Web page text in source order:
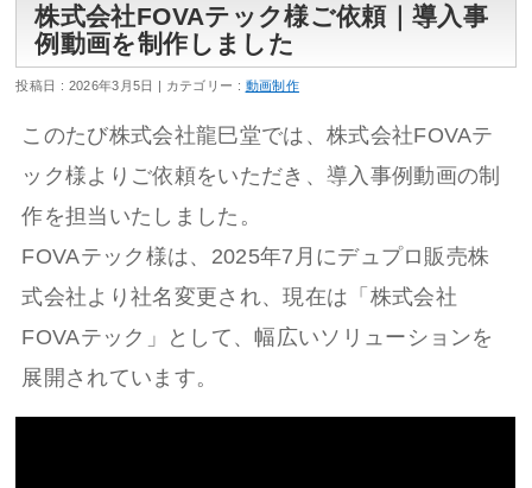
株式会社FOVAテック様ご依頼｜導入事
例動画を制作しました
投稿日 : 2026年3月5日 カテゴリー : 動画制作
このたび株式会社龍巳堂では、株式会社FOVAテ
ック様よりご依頼をいただき、導入事例動画の制
作を担当いたしました。
FOVAテック様は、2025年7月にデュプロ販売株
式会社より社名変更され、現在は「株式会社
FOVAテック」として、幅広いソリューションを
展開されています。